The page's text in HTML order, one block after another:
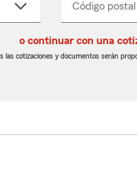
Código postal
_____
o continuar con una
las cotizaciones y documentos serán